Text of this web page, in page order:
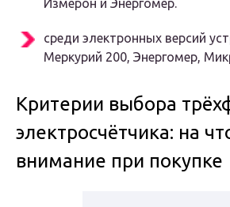
Измерон и Энергомер.
среди электронных версий
Меркурий 200, Энергомер,
Критерии выбора
электросчётчика: на
внимание при покупке